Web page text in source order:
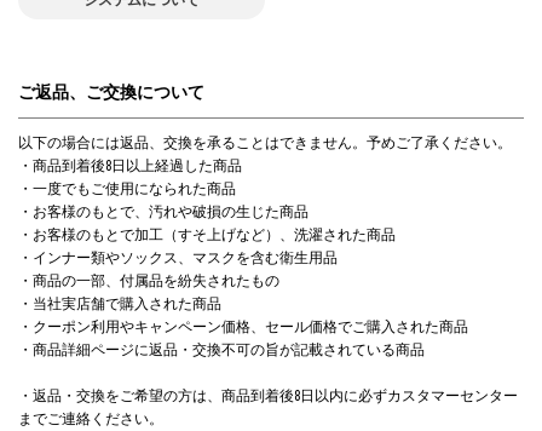
ご返品、ご交換について
以下の場合には返品、交換を承ることはできません。予めご了承ください。
・商品到着後8日以上経過した商品
・一度でもご使用になられた商品
・お客様のもとで、汚れや破損の生じた商品
・お客様のもとで加工（すそ上げなど）、洗濯された商品
・インナー類やソックス、マスクを含む衛生用品
・商品の一部、付属品を紛失されたもの
・当社実店舗で購入された商品
・クーポン利用やキャンペーン価格、セール価格でご購入された商品
・商品詳細ページに返品・交換不可の旨が記載されている商品
・返品・交換をご希望の方は、商品到着後8日以内に必ずカスタマーセンター
までご連絡ください。